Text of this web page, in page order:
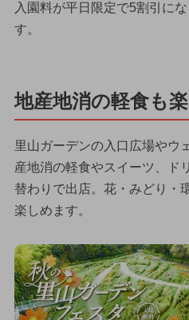
入園料が平日限定で5割引に
す。
地産地消の軽食も
里山ガーデンの入口広場やウ
産地消の軽食やスイーツ、ド
替わりで出店。花・みどり・
楽しめます。